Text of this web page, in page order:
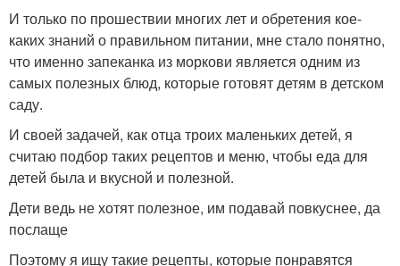
И только по прошествии многих лет и обретения кое-
каких знаний о правильном питании, мне стало понятно,
что именно запеканка из моркови является одним из
самых полезных блюд, которые готовят детям в детском
саду.
И своей задачей, как отца троих маленьких детей, я
считаю подбор таких рецептов и меню, чтобы еда для
детей была и вкусной и полезной.
Дети ведь не хотят полезное, им подавай повкуснее, да
послаще
Поэтому я ищу такие рецепты, которые понравятся